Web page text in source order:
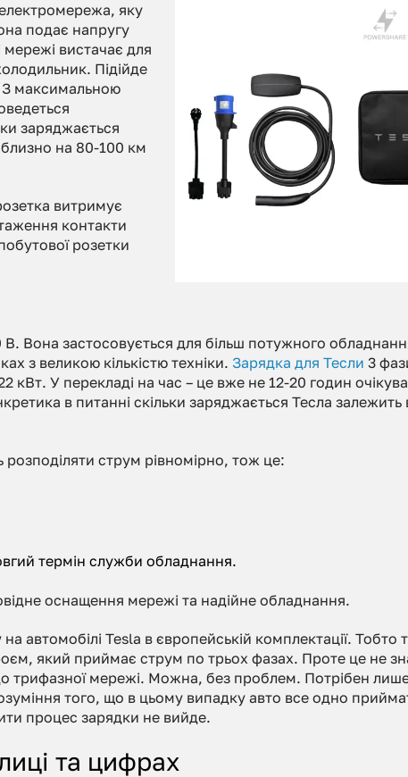
яку
подає напругу
вистачає для
Підійде
З максимальною
заряджається
на 80-100 км
витримує
контакти
розетки
Вона застосовується для більш потужного
з великою кількістю техніки. Зарядка для Тесли 3
кВт. У перекладі на час – це вже не 12-20 годин
в питанні скільки заряджається Тесла залежить
розподіляти струм рівномірно, тож це:
термін служби обладнання.
оснащення мережі та надійне обладнання.
автомобілі Tesla в європейській комплектації. Тобто
який приймає струм по трьох фазах. Проте це не
трифазної мережі. Можна, без проблем. Потрібен
того, що в цьому випадку авто все одно
процес зарядки не вийде.
та цифрах